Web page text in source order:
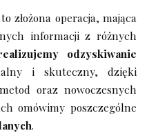
to złożona operacja, mająca
informacji z różnych
odzyskiwanie
i skuteczny, dzięki
oraz nowoczesnych
omówimy poszczególne
.